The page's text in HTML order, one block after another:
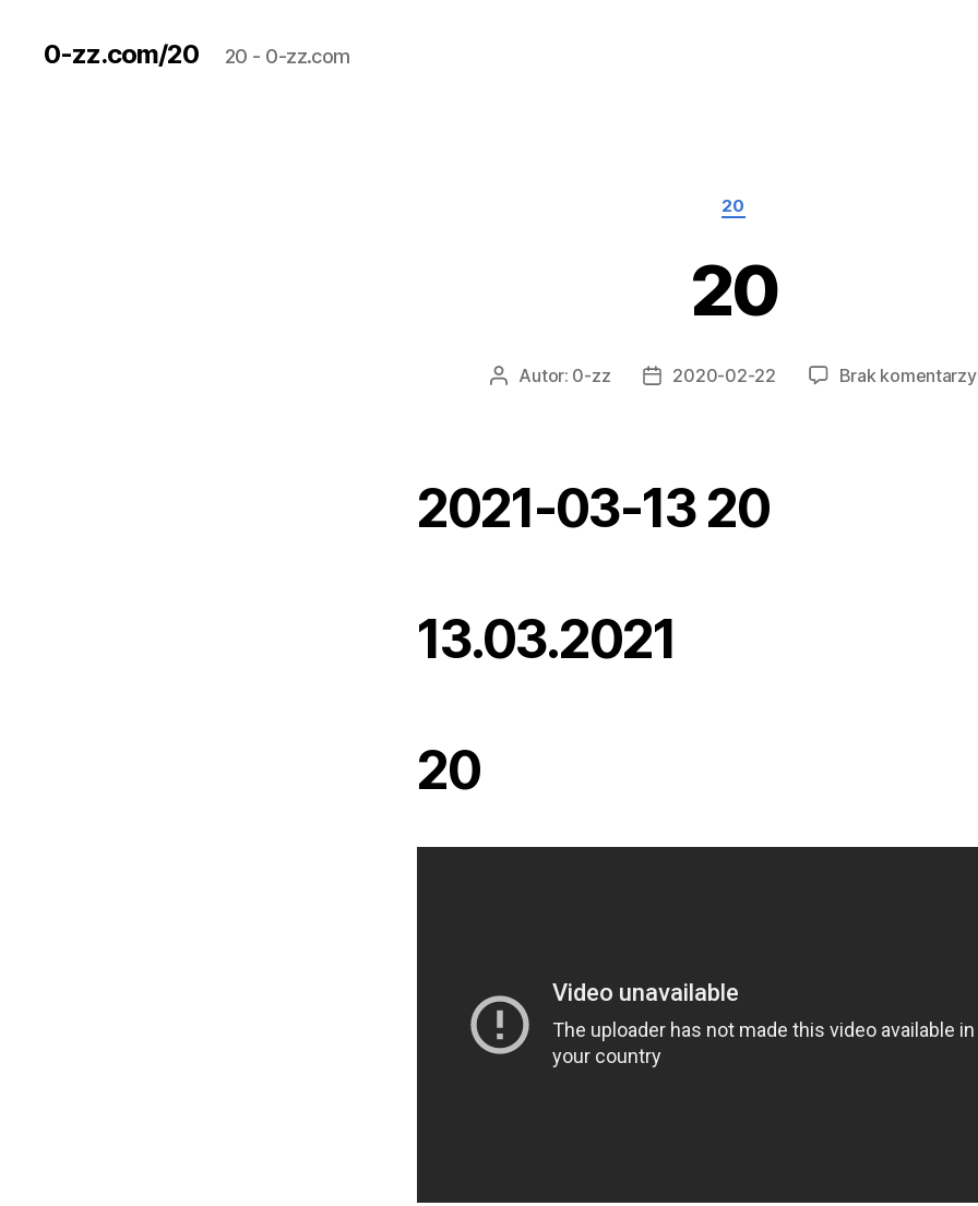
0-zz.com/20 20 - 0-zz.com
Kategorie
20
20
AutorAutor: 0-zz
Data2020-02-22 Brak komentarzy
2021-03-13 20
13.03.2021
20